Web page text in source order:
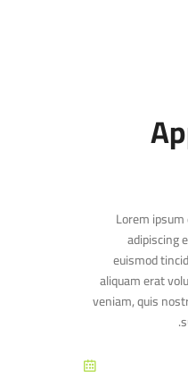
Lorem
adipiscing
euismod
aliquam erat
veniam, quis